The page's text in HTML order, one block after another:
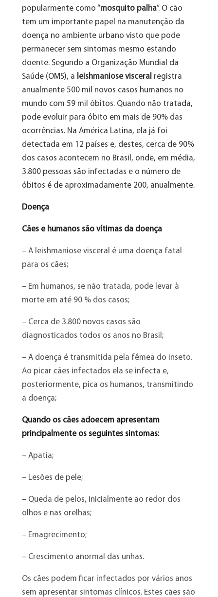
popularmente como “mosquito palha”. O cão
tem um importante papel na manutenção da
doença no ambiente urbano visto que pode
permanecer sem sintomas mesmo estando
doente. Segundo a Organização Mundial da
Saúde (OMS), a leishmaniose visceral registra
anualmente 500 mil novos casos humanos no
mundo com 59 mil óbitos. Quando não tratada,
pode evoluir para óbito em mais de 90% das
ocorrências. Na América Latina, ela já foi
detectada em 12 países e, destes, cerca de 90%
dos casos acontecem no Brasil, onde, em média,
3.800 pessoas são infectadas e o número de
óbitos é de aproximadamente 200, anualmente.
Doença
Cães e humanos são vítimas da doença
– A leishmaniose visceral é uma doença fatal
para os cães;
– Em humanos, se não tratada, pode levar à
morte em até 90 % dos casos;
– Cerca de 3.800 novos casos são
diagnosticados todos os anos no Brasil;
– A doença é transmitida pela fêmea do inseto.
Ao picar cães infectados ela se infecta e,
posteriormente, pica os humanos, transmitindo
a doença;
Quando os cães adoecem apresentam
principalmente os seguintes sintomas:
– Apatia;
– Lesões de pele;
– Queda de pelos, inicialmente ao redor dos
olhos e nas orelhas;
– Emagrecimento;
– Crescimento anormal das unhas.
Os cães podem ficar infectados por vários anos
sem apresentar sintomas clínicos. Estes cães são